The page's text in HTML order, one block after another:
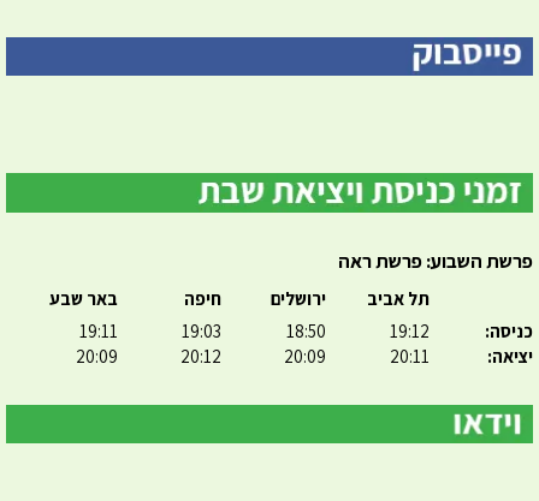
פרשת השבוע: פרשת ראה
כניסה:
יציאה:
תל אביב
19:12
20:11
ירושלים
18:50
20:09
חיפה
19:03
20:12
באר שבע
19:11
20:09